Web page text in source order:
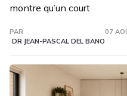
montre qu’un court
PAR
DR JEAN-PASCAL DEL BANO
07